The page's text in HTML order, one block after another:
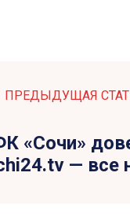
ПРЕДЫДУЩАЯ
«Сочи»
— все